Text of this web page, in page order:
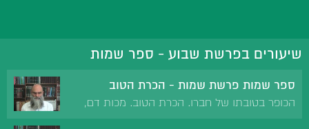
שיעורים בפרשת שבוע - ספר שמות
ספר שמות פרשת שמות - הכרת הטוב
הכופר בטובתו של חברו. הכרת הטוב. מכות דם,